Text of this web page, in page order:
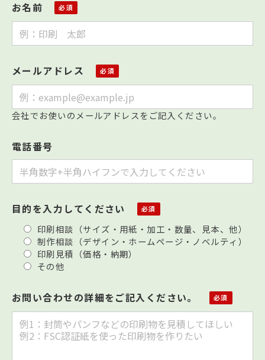
お名前
メールアドレス
会社でお使いのメールアドレスをご記入ください。
電話番号
目的を入力してください
印刷相談（サイズ・用紙・加工・数量、見本、他）
制作相談（デザイン・ホームページ・ノベルティ）
印刷見積（価格・納期）
その他
お問い合わせの詳細をご記入ください。